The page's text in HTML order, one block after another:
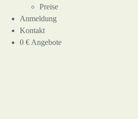
Preise
Anmeldung
Kontakt
0 € Angebote